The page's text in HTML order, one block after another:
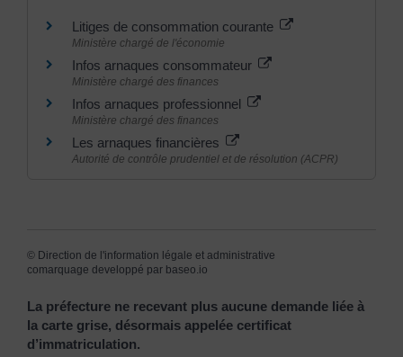
Litiges de consommation courante
Ministère chargé de l'économie
Infos arnaques consommateur
Ministère chargé des finances
Infos arnaques professionnel
Ministère chargé des finances
Les arnaques financières
Autorité de contrôle prudentiel et de résolution (ACPR)
© Direction de l'information légale et administrative
comarquage developpé par baseo.io
La préfecture ne recevant plus aucune demande liée à
la carte grise, désormais appelée certificat
d’immatriculation.